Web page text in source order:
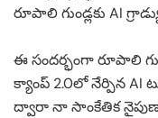
రూపాలి గుండ్లకు AI
ఈ సందర్భంగా రూపాలి
క్యాంప్ 2.0లో నేర్పిన
ద్వారా నా సాంకేతిక